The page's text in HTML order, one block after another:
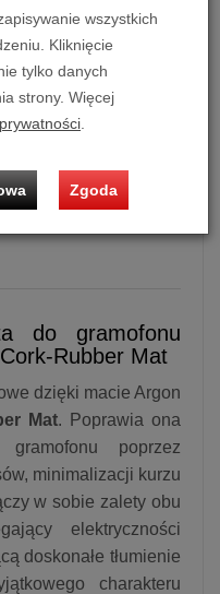
Ilość:
99,00 zł/ szt.
dodaj do koszyka
do gramofonu
Rubber Mat
dzięki macie Argon
Mat. Poprawia ona
poprzez
minimalizacji kurzu
w sobie zalety obu
elektryczności
doskonałe tłumienie
charakteru
wszystkich
Kliknięcie
tylko danych
strony. Więcej
Zgoda